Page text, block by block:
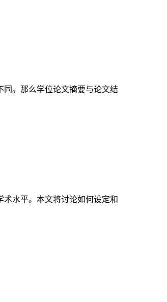
。那么学位论文摘要与论文结
水平。本文将讨论如何设定和